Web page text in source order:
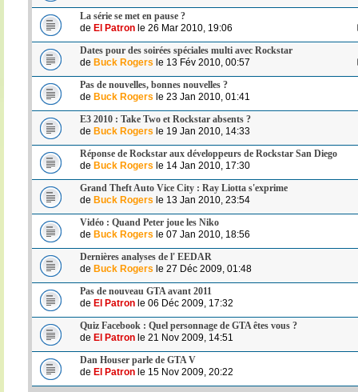
La série se met en pause ?
de El Patronle 26 Mar 2010, 19:06
Dates pour des soirées spéciales multi avec Rockstar
de Buck Rogers le 13 Fév 2010, 00:57
Pas de nouvelles, bonnes nouvelles ?
de Buck Rogers le 23 Jan 2010, 01:41
E3 2010 : Take Two et Rockstar absents ?
de Buck Rogers le 19 Jan 2010, 14:33
Réponse de Rockstar aux développeurs de Rockstar San Diego
de Buck Rogers le 14 Jan 2010, 17:30
Grand Theft Auto Vice City : Ray Liotta s'exprime
de Buck Rogers le 13 Jan 2010, 23:54
Vidéo : Quand Peter joue les Niko
de Buck Rogers le 07 Jan 2010, 18:56
Dernières analyses de l' EEDAR
de Buck Rogers le 27 Déc 2009, 01:48
Pas de nouveau GTA avant 2011
de El Patronle 06 Déc 2009, 17:32
Quiz Facebook : Quel personnage de GTA êtes vous ?
de El Patronle 21 Nov 2009, 14:51
Dan Houser parle de GTA V
de El Patronle 15 Nov 2009, 20:22